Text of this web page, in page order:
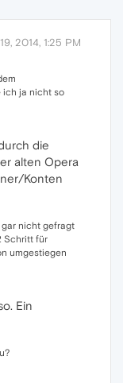
2014, 1:25 PM
ich ja nicht so
die
alten Opera
Konten
gar nicht gefragt
Schritt für
umgestiegen
Ein